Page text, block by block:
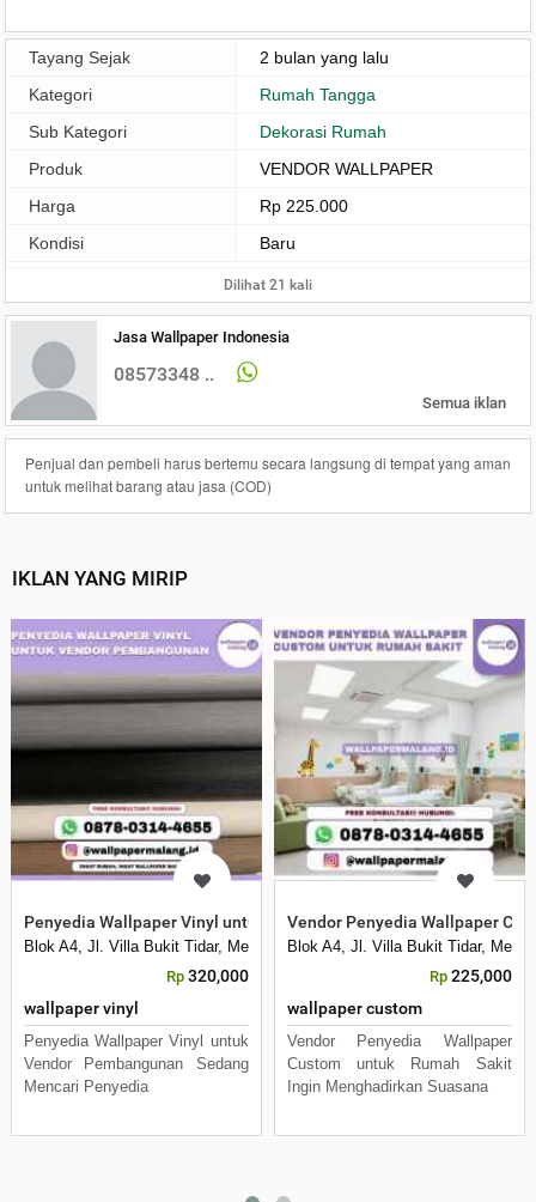
Tayang Sejak
2 bulan yang lalu
Kategori
Rumah Tangga
Sub Kategori
Dekorasi Rumah
Produk
VENDOR WALLPAPER
Harga
Rp 225.000
Kondisi
Baru
Dilihat 21 kali
Jasa Wallpaper Indonesia
08573348 ..
Semua iklan
Penjual dan pembeli harus bertemu secara langsung di tempat yang aman
untuk melihat barang atau jasa (COD)
IKLAN YANG MIRIP
Penyedia Wallpaper Vinyl untuk Vendor Pembangunan
Blok A4, Jl. Villa Bukit Tidar, Merjosari, Kec. Lowokwaru, Kota Malang,
Rp 320,000
wallpaper vinyl
Penyedia Wallpaper Vinyl untuk
Vendor Pembangunan Sedang
Mencari Penyedia
Vendor Penyedia Wallpaper
Blok A4, Jl. Villa Bukit Tidar,
Rp 225,000
wallpaper custom
Vendor Penyedia Wallpaper
Custom untuk Rumah Sakit
Ingin Menghadirkan Suasana